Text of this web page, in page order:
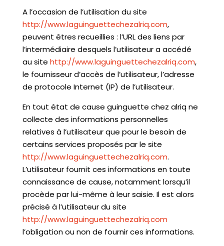
A l’occasion de l’utilisation du site
http://www.laguinguettechezalriq.com,
peuvent êtres recueillies : l’URL des liens par
l’intermédiaire desquels l’utilisateur a accédé
au site http://www.laguinguettechezalriq.com,
le fournisseur d’accès de l’utilisateur, l’adresse
de protocole Internet (IP) de l’utilisateur.
En tout état de cause guinguette chez alriq ne
collecte des informations personnelles
relatives à l’utilisateur que pour le besoin de
certains services proposés par le site
http://www.laguinguettechezalriq.com.
L’utilisateur fournit ces informations en toute
connaissance de cause, notamment lorsqu’il
procède par lui-même à leur saisie. Il est alors
précisé à l’utilisateur du site
http://www.laguinguettechezalriq.com
l’obligation ou non de fournir ces informations.